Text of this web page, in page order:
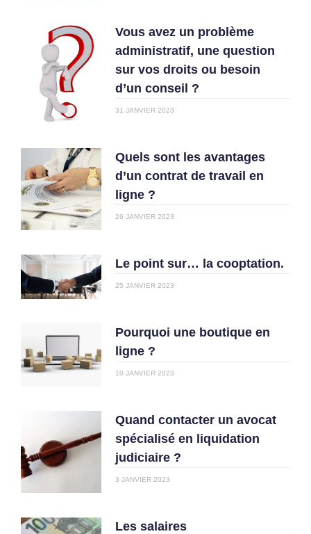
Vous avez un problème
administratif, une question
sur vos droits ou besoin
d’un conseil ?
31 JANVIER 2023
Quels sont les avantages
d’un contrat de travail en
ligne ?
26 JANVIER 2023
Le point sur… la cooptation.
25 JANVIER 2023
Pourquoi une boutique en
ligne ?
10 JANVIER 2023
Quand contacter un avocat
spécialisé en liquidation
judiciaire ?
3 JANVIER 2023
Les salaires